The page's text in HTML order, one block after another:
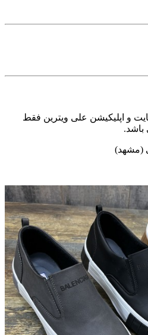
و اپلیکیشن علی ویترین فقط
(مشهد)